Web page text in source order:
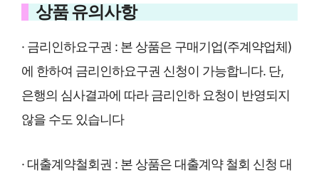
상품 유의사항
· 금리인하요구권 : 본 상품은 구매기업(주계약업체)
에 한하여 금리인하요구권 신청이 가능합니다. 단,
은행의 심사결과에 따라 금리인하 요청이 반영되지
않을 수도 있습니다
· 대출계약철회권 : 본 상품은 대출계약 철회 신청 대